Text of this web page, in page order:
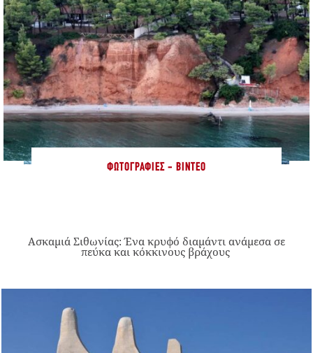
ΦΩΤΟΓΡΑΦΊΕΣ - ΒΊΝΤΕΟ
Ασκαμιά Σιθωνίας: Ένα κρυφό διαμάντι ανάμεσα σε
πεύκα και κόκκινους βράχους